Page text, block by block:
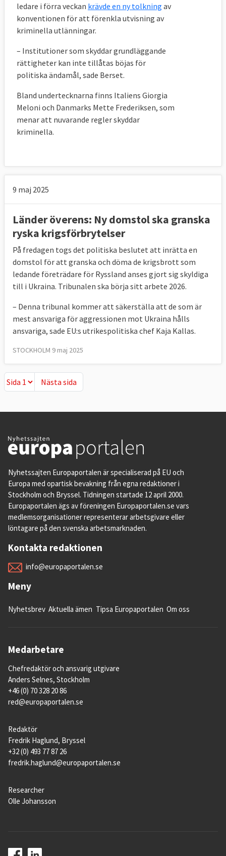
ledare i förra veckan krävde en ny tolkning av
konventionen för att förenkla utvisning av
kriminella utlänningar.
– Institutioner som skyddar grundläggande
rättigheter kan inte tillåtas böjas för
politiska ändamål, sade Berset.
Bland undertecknarna finns Italiens Giorgia
Meloni och Danmarks Mette Frederiksen, som
menar att nuvarande regler skyddar
kriminella.
9 maj 2025
Länder överens: Ny domstol ska granska
ryska krigsförbrytelser
På fredagen togs det politiska beslutet att inrätta en
domstol för att granska och döma de krigsbrott som
ledande företrädare för Ryssland anses gjort sig skyldiga
till i Ukraina. Tribunalen ska börja sitt arbete 2026.
– Denna tribunal kommer att säkerställa att de som är
mest ansvariga för aggressionen mot Ukraina hålls
ansvariga, sade EU:s utrikespolitiska chef Kaja Kallas.
STOCKHOLM 9 maj 2025
Nästa sida
Nästa sida
Nyhetssajten Europaportalen är specialiserad på EU och
Europa med opartisk bevakning från egna redaktioner i
Stockholm och Bryssel. Tidningen startade 12 april 2000.
Europaportalen ägs av föreningen Europaportalen.se vars
medlemsorganisationer representerar arbetsgivare eller
löntagare på den svenska arbetsmarknaden.
Kontakta redaktionen
info@europaportalen.se
Meny
Nyhetsbrev Aktuella ämen Tipsa Europaportalen Om oss
Medarbetare
Chefredaktör och ansvarig utgivare
Anders Selnes, Stockholm
+46 (0) 70 328 20 86
red@europaportalen.se
Redaktör
Fredrik Haglund, Bryssel
+32 (0) 493 77 87 26
fredrik.haglund@europaportalen.se
Researcher
Olle Johansson